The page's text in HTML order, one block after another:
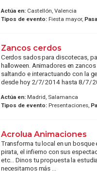
Actúa en:Castellón, Valencia
Tipos de evento:Fiesta mayor,
Zancos cerdos
Cerdos sados para discotecas,
halloween. Animadores en
saltando e interactuando con la
desde hoy 2/7/2014 hasta 8/7/
Actúa en:Madrid, Salamanca
Tipos de evento:Presentaciones,
Acrolua Animaciones
Transforma tu local en un bosque
pirata, el infierno con sus
etc… Dinos tu propuesta la
necesitamos más ...